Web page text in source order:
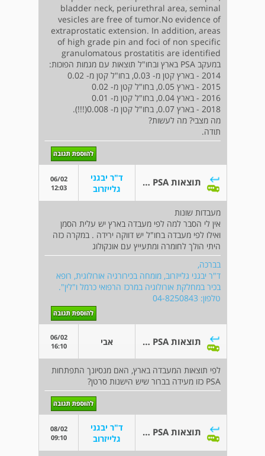
bladder neck, periurethral area, seminal
vesicles are free of tumor.No evidence of
extraprostatic extension. In addition, areas
of high grade pin and foci of non specific
granulomatous prostatitis are identified
במעקב PSA בארץ ובחו"ל תוצאות עם מגמות הפוכות:
2014 - בארץ קטן מ- 0.03, בחו"ל קטן מ- 0.02
2015 - בארץ 0.05, בחו"ל קטן מ- 0.02
2016 - בארץ 0.04, בחו"ל קטן מ- 0.01
2018 - בארץ 0.07, בחו"ל קטן מ- 0.008(!!!).
מה מצבי? מה לעשות?
תודה.
תוצאות PSA תמוהות
ד"ר יבגני
גלייזרוב
06/02
12:03
מעבדות שונות
אין לי הסבר למה לפי מעבדה בארץ יש עלית הסמן
ואילו לפי מעבדה בחו"ל יש דווקה ירידה . במקרה כזה
היתי הולך לחומרה ומתעייץ עם אונקולוג
בברכה,
ד"ר יבגני גלייזרוב, מומחה בכירורגיה אורולוגית, רופא
בכיר במחלקת אורולוגיה במרכז הרפואי כרמל ו"לין".
טלפון: 04-8250843
תוצאות PSA תמוהות אבי
06/02
16:10
לפי תוצאות המעבדה בארץ, האם מנסיונך התפתחות
PSA כזו מעידה בברור שיש הישנות סרטן?
תוצאות PSA תמוהות
ד"ר יבגני
גלייזרוב
08/02
09:10